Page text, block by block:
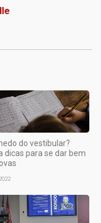
do vestibular?
dicas para se dar bem